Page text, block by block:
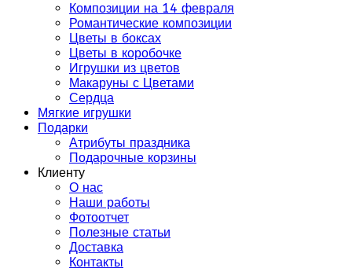
Композиции на 14 февраля
Романтические композиции
Цветы в боксах
Цветы в коробочке
Игрушки из цветов
Макаруны с Цветами
Сердца
Мягкие игрушки
Подарки
Атрибуты праздника
Подарочные корзины
Клиенту
О нас
Наши работы
Фотоотчет
Полезные статьи
Доставка
Контакты